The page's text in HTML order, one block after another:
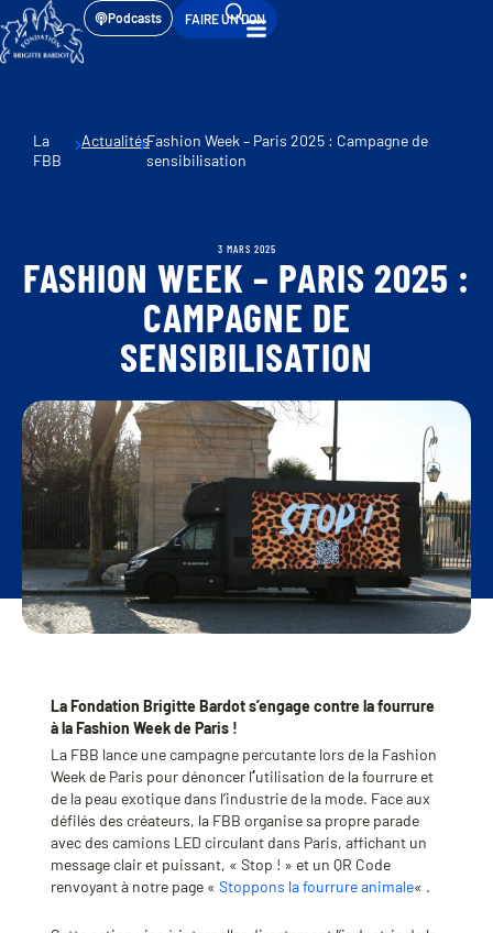
Podcasts FAIRE UN DON
La
FBB
ActualitésFashion Week – Paris 2025 : Campagne de
sensibilisation
3 MARS 2025
FASHION WEEK – PARIS 2025 :
CAMPAGNE DE
SENSIBILISATION
La Fondation Brigitte Bardot s’engage contre la fourrure
à la Fashion Week de Paris !
La FBB lance une campagne percutante lors de la Fashion
Week de Paris pour dénoncer l‘utilisation de la fourrure et
de la peau exotique dans l’industrie de la mode. Face aux
défilés des créateurs, la FBB organise sa propre parade
avec des camions LED circulant dans Paris, affichant un
message clair et puissant, « Stop ! » et un QR Code
renvoyant à notre page « Stoppons la fourrure animale« .